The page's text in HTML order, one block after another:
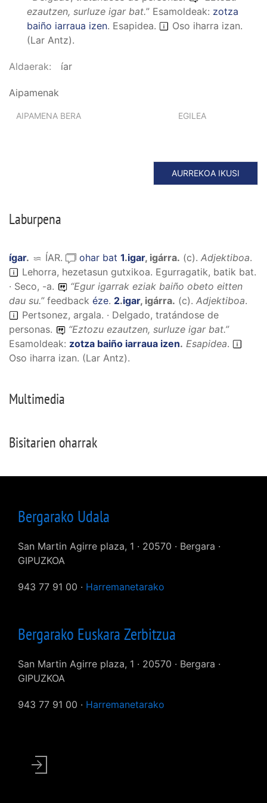
ezautzen, surluze igar bat.” Esamoldeak: zotza
baiño iarraua izen. Esapidea.
Oso iharra izan.
(Lar Antz).
Aldaerak íar
Aipamenak
AIPAMENA BERA EGILEA
AURREKOA IKUSI
Laburpena
ígar. ÍAR. ohar bat 1.igar, igárra. (c). Adjektiboa.
Lehorra, hezetasun gutxikoa. Egurragatik, batik bat.
· Seco, -a.
“Egur igarrak eziak baiño obeto eitten
dau su.” feedback éze. 2.igar, igárra. (c). Adjektiboa.
Pertsonez, argala. · Delgado, tratándose de
personas.
“Eztozu ezautzen, surluze igar bat.”
Esamoldeak: zotza baiño iarraua izen. Esapidea.
Oso iharra izan. (Lar Antz).
Multimedia
Bisitarien oharrak
Bergarako Udala
San Martin Agirre plaza, 1 · 20570 · Bergara ·
GIPUZKOA
943 77 91 00 · Harremanetarako
Bergarako Euskara Zerbitzua
San Martin Agirre plaza, 1 · 20570 · Bergara ·
GIPUZKOA
943 77 91 00 · Harremanetarako
User
account